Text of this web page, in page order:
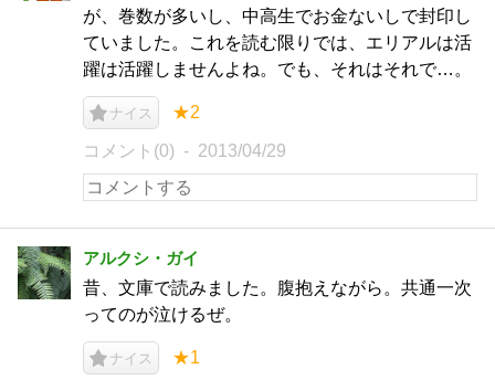
が、巻数が多いし、中高生でお金ないしで封印し
ていました。これを読む限りでは、エリアルは活
躍は活躍しませんよね。でも、それはそれで…。
ナイス ★2
コメント(0) 2013/04/29
アルクシ・ガイ
昔、文庫で読みました。腹抱えながら。共通一次
ってのが泣けるぜ。
ナイス ★1